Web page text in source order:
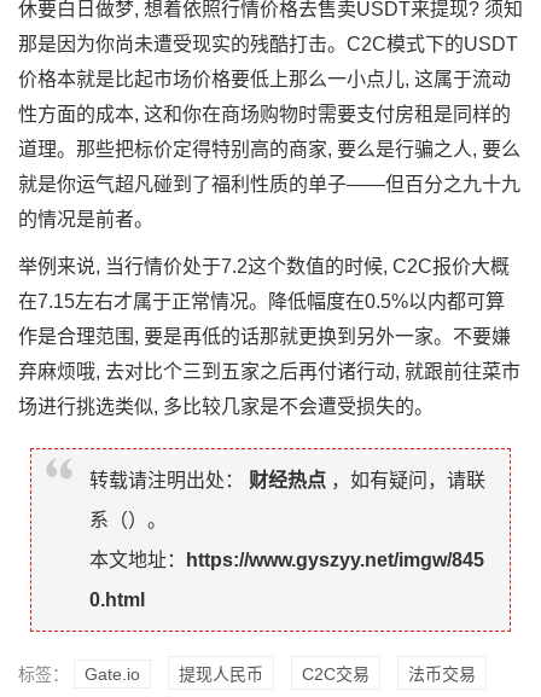
休要白日做梦, 想着依照行情价格去售卖USDT来提现? 须知
那是因为你尚未遭受现实的残酷打击。C2C模式下的USDT
价格本就是比起市场价格要低上那么一小点儿, 这属于流动
性方面的成本, 这和你在商场购物时需要支付房租是同样的
道理。那些把标价定得特别高的商家, 要么是行骗之人, 要么
就是你运气超凡碰到了福利性质的单子——但百分之九十九
的情况是前者。
举例来说, 当行情价处于7.2这个数值的时候, C2C报价大概
在7.15左右才属于正常情况。降低幅度在0.5%以内都可算
作是合理范围, 要是再低的话那就更换到另外一家。不要嫌
弃麻烦哦, 去对比个三到五家之后再付诸行动, 就跟前往菜市
场进行挑选类似, 多比较几家是不会遭受损失的。
转载请注明出处： 财经热点 ，如有疑问，请联
系（）。
本文地址：
https://www.gyszyy.net/imgw/845
0.html
标签： Gate.io 提现人民币 C2C交易 法币交易